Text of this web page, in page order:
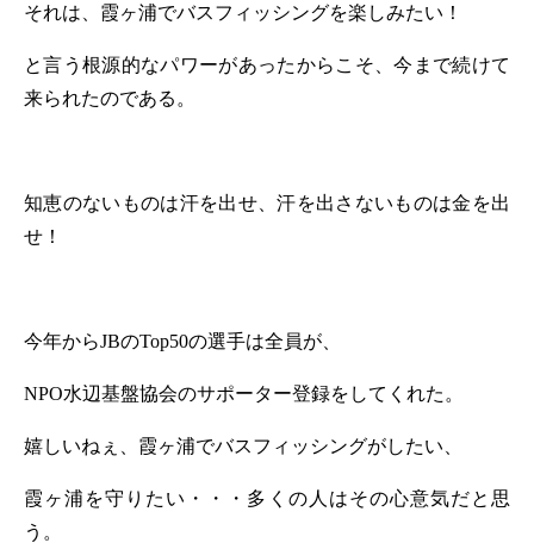
それは、霞ヶ浦でバスフィッシングを楽しみたい！
と言う根源的なパワーがあったからこそ、今まで続けて
来られたのである。
知恵のないものは汗を出せ、汗を出さないものは金を出
せ！
今年からJBのTop50の選手は全員が、
NPO水辺基盤協会のサポーター登録をしてくれた。
嬉しいねぇ、霞ヶ浦でバスフィッシングがしたい、
霞ヶ浦を守りたい・・・多くの人はその心意気だと思
う。